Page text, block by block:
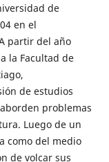
de
en el
partir del año
la Facultad de
de estudios
problemas
Luego de un
como del medio
de volcar sus